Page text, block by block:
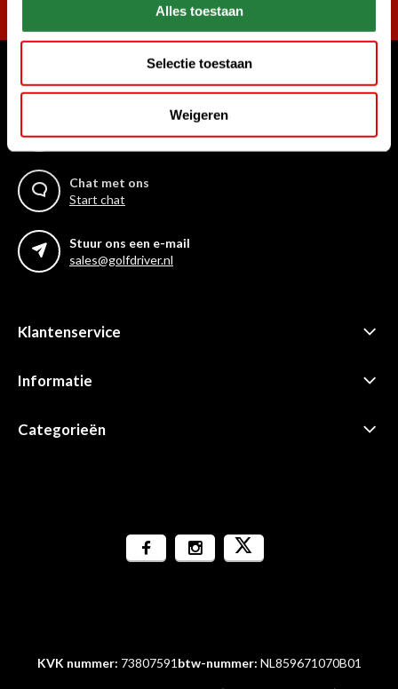
Alles toestaan
Selectie toestaan
Weigeren
Waar kunnen we u mee helpen?
+31 85 06 02 099
Chat met ons
Start chat
Stuur ons een e-mail
sales@golfdriver.nl
Klantenservice
Informatie
Categorieën
KVK nummer: 73807591 btw-nummer: NL859671070B01